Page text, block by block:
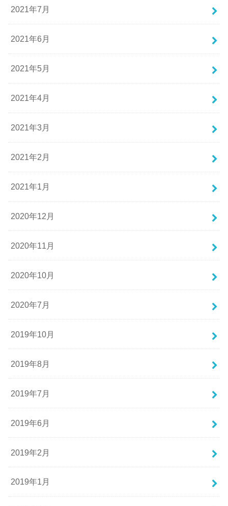
2021年7月
2021年6月
2021年5月
2021年4月
2021年3月
2021年2月
2021年1月
2020年12月
2020年11月
2020年10月
2020年7月
2019年10月
2019年8月
2019年7月
2019年6月
2019年2月
2019年1月